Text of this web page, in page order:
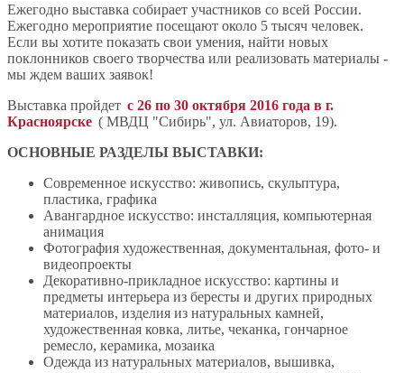
Ежегодно выставка собирает участников со всей России.
Ежегодно мероприятие посещают около 5 тысяч человек.
Если вы хотите показать свои умения, найти новых
поклонников своего творчества или реализовать материалы -
мы ждем ваших заявок!
Выставка пройдет с 26 по 30 октября 2016 года в г.
Красноярске ( МВДЦ "Сибирь", ул. Авиаторов, 19).
ОСНОВНЫЕ РАЗДЕЛЫ ВЫСТАВКИ:
Современное искусство: живопись, скульптура,
пластика, графика
Авангардное искусство: инсталляция, компьютерная
анимация
Фотография художественная, документальная, фото- и
видеопроекты
Декоративно-прикладное искусство: картины и
предметы интерьера из бересты и других природных
материалов, изделия из натуральных камней,
художественная ковка, литье, чеканка, гончарное
ремесло, керамика, мозаика
Одежда из натуральных материалов, вышивка,